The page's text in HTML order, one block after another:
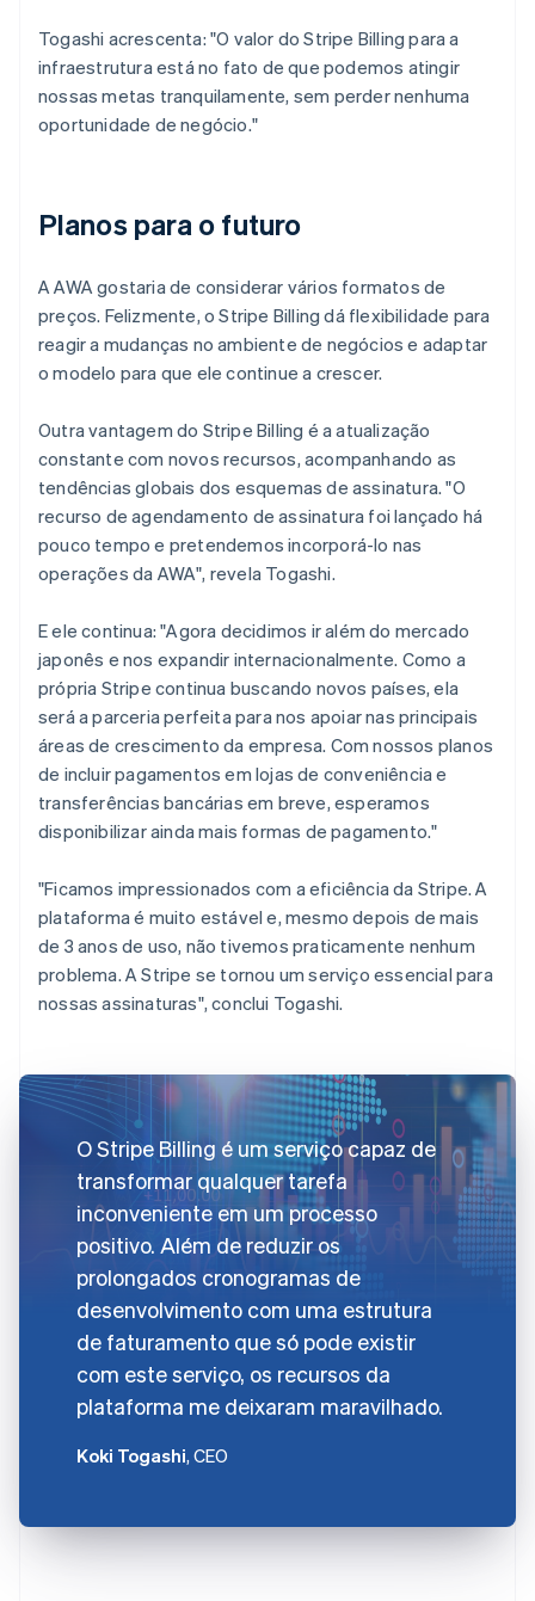
Togashi acrescenta: "O valor do Stripe Billing para a
infraestrutura está no fato de que podemos atingir
nossas metas tranquilamente, sem perder nenhuma
oportunidade de negócio."
Planos para o futuro
A AWA gostaria de considerar vários formatos de
preços. Felizmente, o Stripe Billing dá flexibilidade para
reagir a mudanças no ambiente de negócios e adaptar
o modelo para que ele continue a crescer.
Outra vantagem do Stripe Billing é a atualização
constante com novos recursos, acompanhando as
tendências globais dos esquemas de assinatura. "O
recurso de agendamento de assinatura foi lançado há
pouco tempo e pretendemos incorporá-lo nas
operações da AWA", revela Togashi.
E ele continua: "Agora decidimos ir além do mercado
japonês e nos expandir internacionalmente. Como a
própria Stripe continua buscando novos países, ela
será a parceria perfeita para nos apoiar nas principais
áreas de crescimento da empresa. Com nossos planos
de incluir pagamentos em lojas de conveniência e
transferências bancárias em breve, esperamos
disponibilizar ainda mais formas de pagamento."
"Ficamos impressionados com a eficiência da Stripe. A
plataforma é muito estável e, mesmo depois de mais
de 3 anos de uso, não tivemos praticamente nenhum
problema. A Stripe se tornou um serviço essencial para
nossas assinaturas", conclui Togashi.
O Stripe Billing é um serviço capaz de
transformar qualquer tarefa
inconveniente em um processo
positivo. Além de reduzir os
prolongados cronogramas de
desenvolvimento com uma estrutura
de faturamento que só pode existir
com este serviço, os recursos da
plataforma me deixaram maravilhado.
Koki Togashi, CEO